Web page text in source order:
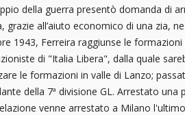
della guerra presentò domanda di
grazie all’aiuto economico di una zia,
1943, Ferreira raggiunse le
di "Italia Libera", dalla quale
le formazioni in valle di Lanzo;
della 7ª divisione GL. Arrestato
venne arrestato a Milano